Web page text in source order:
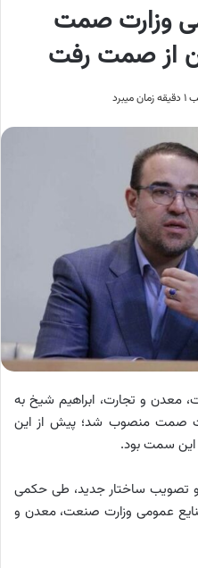
وزارت صمت
از صمت رفت
معدن و تجارت، ابراهیم شیخ به
صمت منصوب شد؛ پیش از این
این سمت بود.
و تصویب ساختار جدید، طی حکمی
عمومی وزارت صنعت، معدن و